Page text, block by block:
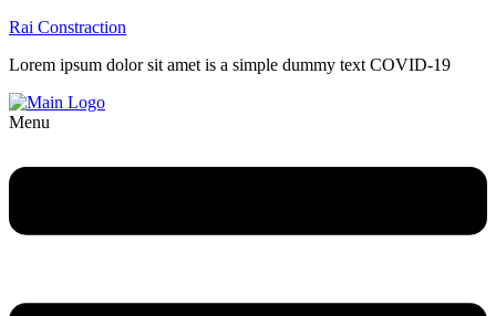
Rai Constraction
Lorem ipsum dolor sit amet is a simple dummy text COVID-19
Menu